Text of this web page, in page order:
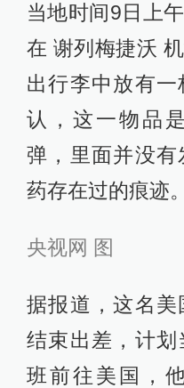
当地时间9日上
在 谢列梅捷沃
出行李中放有
认，这一物品
弹，里面并没
药存在过的痕迹。
央视网 图
据报道，这名
结束出差，计
班前往美国，